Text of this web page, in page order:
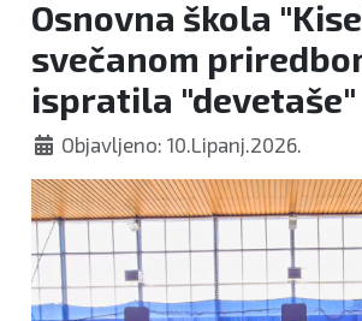
Osnovna škola
svečanom
ispratila "devetaše"
Objavljeno: 10.Lipanj.2026.